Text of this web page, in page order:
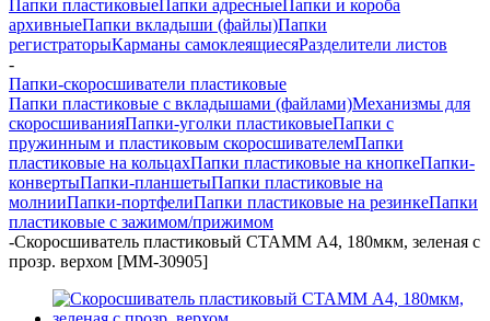
Папки пластиковыеПапки адресныеПапки и короба
архивныеПапки вкладыши (файлы)Папки
регистраторыКарманы самоклеящиесяРазделители листов
-
Папки-скоросшиватели пластиковые
Папки пластиковые с вкладышами (файлами)Механизмы для
скоросшиванияПапки-уголки пластиковыеПапки с
пружинным и пластиковым скоросшивателемПапки
пластиковые на кольцахПапки пластиковые на кнопкеПапки-
конвертыПапки-планшетыПапки пластиковые на
молнииПапки-портфелиПапки пластиковые на резинкеПапки
пластиковые с зажимом/прижимом
-Скоросшиватель пластиковый СТАММ А4, 180мкм, зеленая с
прозр. верхом [ММ-30905]